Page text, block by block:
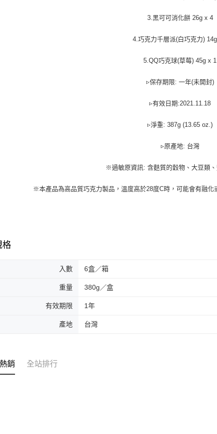
任。
４．使用
結果請求
形，恩沛
動。
3.黑可可消化餅 26g x 4
4.巧克力千層派(白巧克力)
5.QQ巧克球(草莓) 45g x 1
▹保存期限: 一年(未開封)
▹有效日期:2021.11.18
▹淨重: 387g (13.65 oz.)
▹原產地: 台灣
※過敏原資訊: 含麩質的穀物、大豆類
※本產品為高品質巧克力製品，溫度高於28度C時，可能會有融化
格
入數 6盒／箱
重量 380g／盒
有效期限 1年
產地 台灣
銷 全站排行